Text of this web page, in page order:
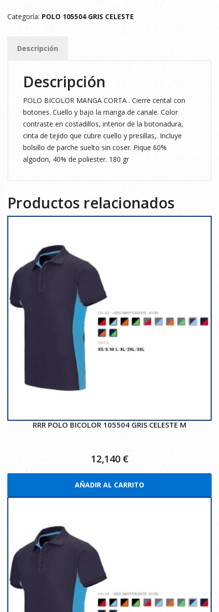
105504
GRIS/CELESTE
Categoría: POLO 105504 GRIS CELESTE
Descripción
Descripción
POLO BICOLOR MANGA CORTA . Cierre cental con
botones. Cuello y bajo la manga de canale. Color
contraste en costadillos, interior de la botonadura,
cinta de tejido que cubre cuello y presillas,. Incluye
bolsillo de parche suelto sin coser. Pique 60%
algodon, 40% de poliester. 180 gr
Productos relacionados
RRR POLO BICOLOR 105504 GRIS CELESTE M
12,140€
AÑADIR AL CARRITO